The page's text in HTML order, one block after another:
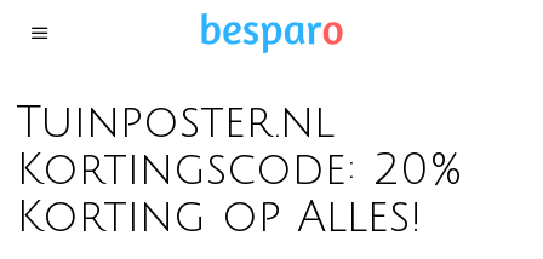
Tuinposter.nl
Kortingscode: 20%
Korting op Alles!